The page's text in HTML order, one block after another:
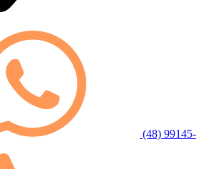
(48) 99145-